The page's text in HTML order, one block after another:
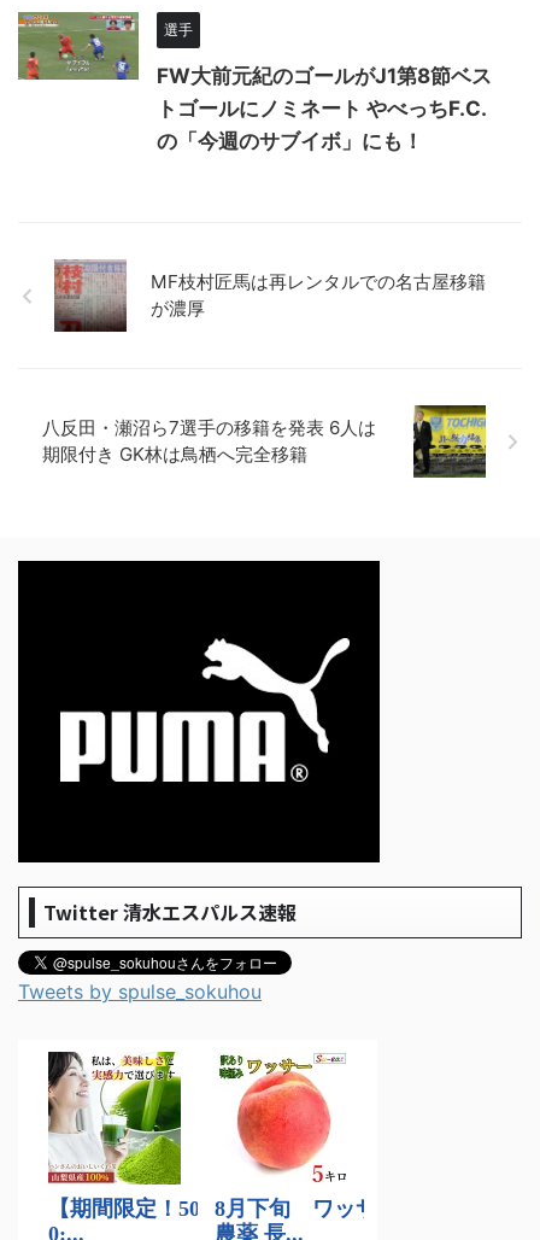
選手
FW大前元紀のゴールがJ1第8節ベス
トゴールにノミネート やべっちF.C.
の「今週のサブイボ」にも！
MF枝村匠馬は再レンタルでの名古屋移籍
が濃厚
八反田・瀬沼ら7選手の移籍を発表 6人は
期限付き GK林は鳥栖へ完全移籍
Twitter 清水エスパルス速報
Tweets by spulse_sokuhou